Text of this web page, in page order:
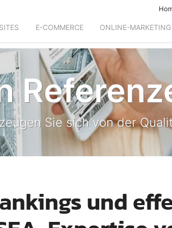
E-COMMERCE ONLINE-MARKETING
Sie sich von der
und